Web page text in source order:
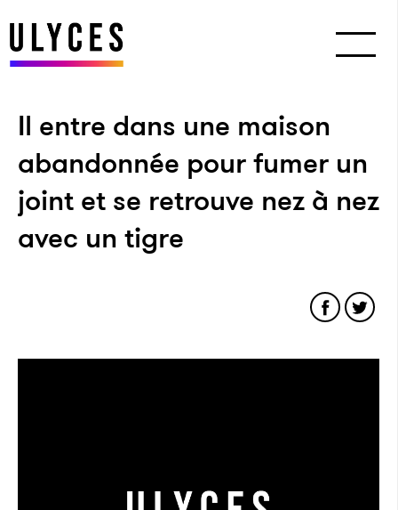
Il entre dans une maison
abandonnée pour fumer un
joint et se retrouve nez à nez
avec un tigre